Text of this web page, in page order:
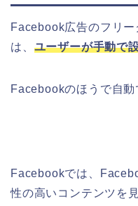
Facebook広告のフリ
は、 ユーザーが手動で
Facebookのほうで自動
Facebookでは、
性の高いコンテンツを